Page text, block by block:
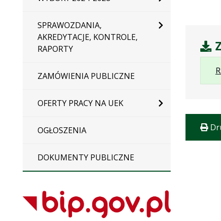
SPRAWOZDANIA,
AKREDYTACJE, KONTROLE,
RAPORTY
ZAMÓWIENIA PUBLICZNE
OFERTY PRACY NA UEK
OGŁOSZENIA
DOKUMENTY PUBLICZNE